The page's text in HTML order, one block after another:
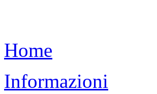
Home
Informazioni